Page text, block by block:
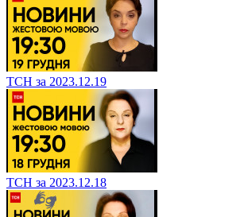
ТСН за 2023.12.19
ТСН за 2023.12.18